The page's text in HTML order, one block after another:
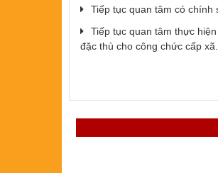
Tiếp tục quan tâm có
Tiếp tục quan tâm thực
đặc thù cho công chức cấp xã.